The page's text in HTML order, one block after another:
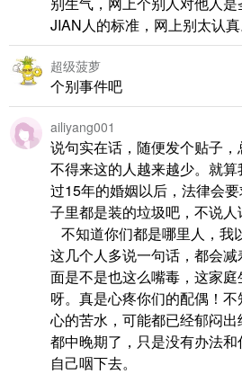
JIAN人的标准，网上别太认真
超级菠萝
个别事件吧
ailiyang001
说句实在话，随便发个贴子
不得来这的人越来越少。就
过15年的婚姻以后，法律会
子里都是装的垃圾吧，不说人
不知道你们都是哪里人，我
这几个人多说一句话，都会
面是不是也这么嘴毒，这家
呀。真是心疼你们的配偶！
心的苦水，可能都已经郁闷
都中晚期了，只是没有办法和
自己咽下去。